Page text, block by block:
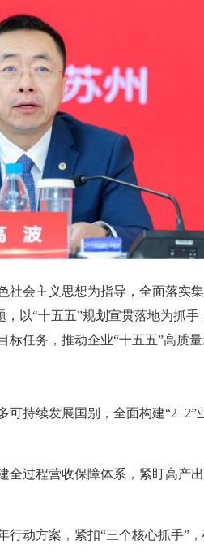
会主义思想为指导，全面落实
以“十五五”规划宣贯落地为抓
任务，推动企业“十五五”高质量
续发展国别，全面构建“2+2”
过程营收保障体系，紧盯高产
方案，紧扣“三个核心抓手”，